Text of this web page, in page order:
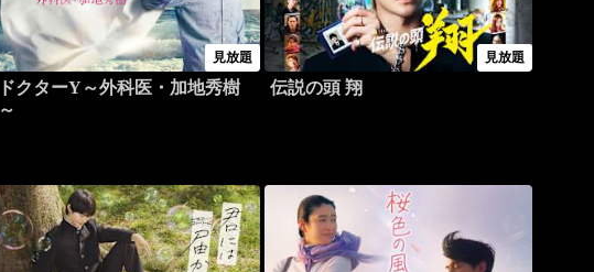
見放題
ドクターY～外科医・加地秀樹
～
見放題
伝説の頭 翔